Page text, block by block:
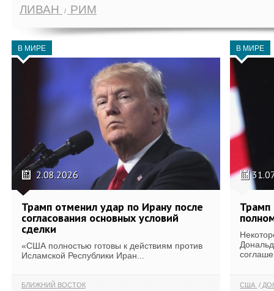
ЛИВАН РИМ
В МИРЕ
2.08.2026
Трамп отменил удар по Ирану после
согласования основных условий
сделки
«США полностью готовы к действиям против
Исламской Республики Иран...
БЛИЖНИЙ ВОСТОК
В МИРЕ
Трамп
США